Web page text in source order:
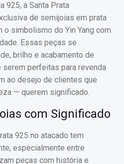
925, a Santa Prata
de semijoias em prata
o simbolismo do Yin Yang com
Essas peças se
brilho e acabamento de
serem perfeitas para revenda
ao desejo de clientes que
— querem significado.
com Significado
925 no atacado tem
especialmente entre
peças com história e